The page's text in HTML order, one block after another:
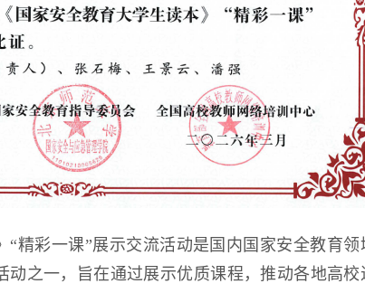
“精彩一课”展示交流活动是国内国家安全教育领
动之一，旨在通过展示优质课程，推动各地高校